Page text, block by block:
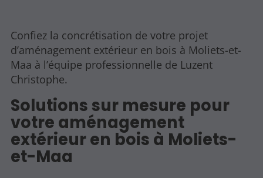
Confiez la concrétisation de votre projet
d’aménagement extérieur en bois à Moliets-et-
Maa à l’équipe professionnelle de Luzent
Christophe.
Solutions sur mesure pour
votre aménagement
extérieur en bois à Moliets-
et-Maa